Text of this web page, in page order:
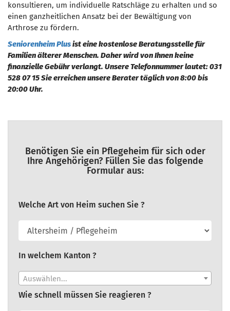
konsultieren, um individuelle Ratschläge zu erhalten und so
einen ganzheitlichen Ansatz bei der Bewältigung von
Arthrose zu fördern.
Seniorenheim Plusist eine kostenlose Beratungsstelle für
Familien älterer Menschen. Daher wird von Ihnen keine
finanzielle Gebühr verlangt. Unsere Telefonnummer lautet: 031
528 07 15 Sie erreichen unsere Berater täglich von 8:00 bis
20:00 Uhr.
Benötigen Sie ein Pflegeheim für sich oder
Ihre Angehörigen? Füllen Sie das folgende
Formular aus:
Welche Art von Heim suchen Sie ?
In welchem Kanton ?
Auswählen...
Wie schnell müssen Sie reagieren ?